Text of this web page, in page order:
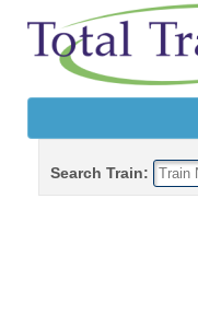
Search Train: